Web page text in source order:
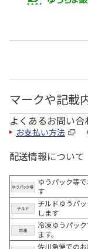
マークや記載
よくあるお問い合
お支払い方法
配送情報について
ゆうパック等
す
チルドゆうパ
します
冷凍ゆうパッ
ます。
佐川急便での